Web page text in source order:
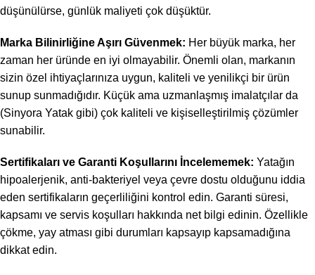
düşünülürse, günlük maliyeti çok düşüktür.
Marka Bilinirliğine Aşırı Güvenmek: Her büyük marka, her
zaman her üründe en iyi olmayabilir. Önemli olan, markanın
sizin özel ihtiyaçlarınıza uygun, kaliteli ve yenilikçi bir ürün
sunup sunmadığıdır. Küçük ama uzmanlaşmış imalatçılar da
(Sinyora Yatak gibi) çok kaliteli ve kişiselleştirilmiş çözümler
sunabilir.
Sertifikaları ve Garanti Koşullarını İncelememek: Yatağın
hipoalerjenik, anti-bakteriyel veya çevre dostu olduğunu iddia
eden sertifikaların geçerliliğini kontrol edin. Garanti süresi,
kapsamı ve servis koşulları hakkında net bilgi edinin. Özellikle
çökme, yay atması gibi durumları kapsayıp kapsamadığına
dikkat edin.